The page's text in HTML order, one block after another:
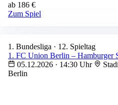
ab 186 €
Zum Spiel
1. Bundesliga · 12. Spieltag
1. FC Union Berlin – Hamburger
05.12.2026 · 14:30 Uhr
Berlin